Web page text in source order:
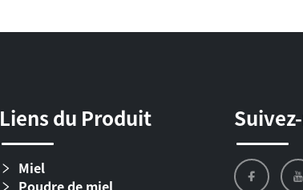
Liens du Produit
Miel
Poudre de miel